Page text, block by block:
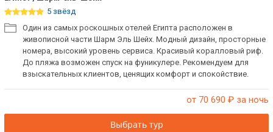
5 звёзд
Один из самых роскошных отелей Египта расположен в
живописной части Шарм Эль Шейх. Модный дизайн, просторные
номера, высокий уровень сервиса. Красивый коралловый риф.
До пляжа возможен спуск на фуникулере. Рекомендуем для
взыскательных клиентов, ценящих комфорт и спокойствие.
от 70 690 ₽ за ночь
Выбрать тур